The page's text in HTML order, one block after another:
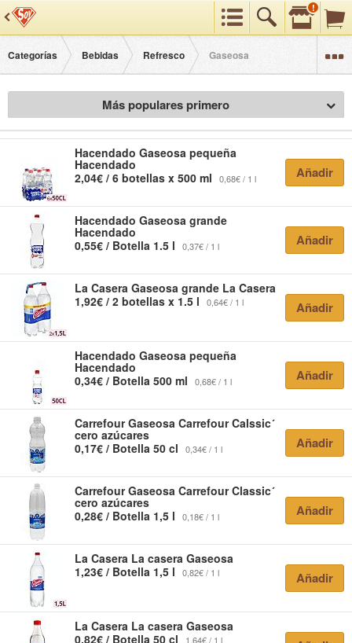
Preferencias CategoríasBuscar !
Categorías Bebidas Refresco Gaseosa
Más populares primero
Hacendado Gaseosa pequeña
Hacendado
2,04€ / 6 botellas x 500 ml
0,68€ / 1 l Añadir
Hacendado Gaseosa grande
Hacendado
0,55€ / Botella 1.5 l
0,37€ / 1 l Añadir
La Casera Gaseosa grande La Casera
1,92€ / 2 botellas x 1.5 l
0,64€ / 1 l Añadir
Hacendado Gaseosa pequeña
Hacendado
0,34€ / Botella 500 ml
0,68€ / 1 l Añadir
CarrefourGaseosa Carrefour Calssic´
cero azúcares
0,17€ / Botella 50 cl
0,34€ / 1 l Añadir
CarrefourGaseosa Carrefour Classic´
cero azúcares
0,28€ / Botella 1,5 l
0,18€ / 1 l Añadir
La Casera La casera Gaseosa
1,23€ / Botella 1,5 l
0,82€ / 1 l Añadir
La Casera La casera Gaseosa
0,82€ / Botella 50 cl
1,64€ / 1 l